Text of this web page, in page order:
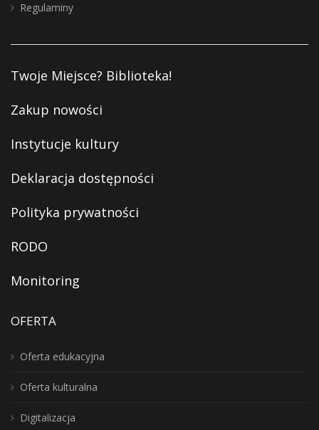
Regulaminy
Twoje Miejsce? Biblioteka!
Zakup nowości
Instytucje kultury
Deklaracja dostępności
Polityka prywatności
RODO
Monitoring
OFERTA
Oferta edukacyjna
Oferta kulturalna
Digitalizacja